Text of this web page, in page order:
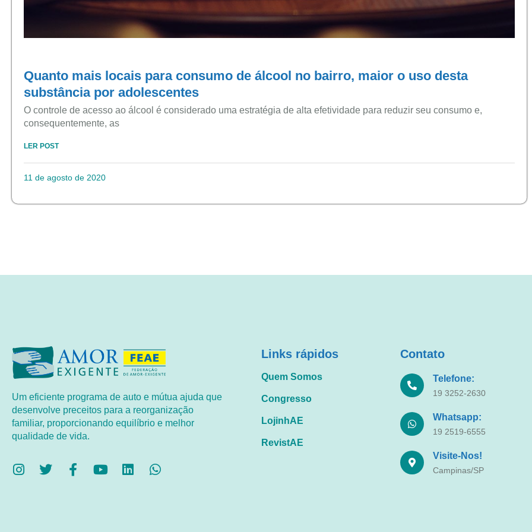
Quanto mais locais para consumo de álcool no bairro, maior o uso desta
substância por adolescentes
O controle de acesso ao álcool é considerado uma estratégia de alta efetividade para reduzir seu consumo e,
consequentemente, as
LER POST
11 de agosto de 2020
Um eficiente programa de auto e mútua ajuda que
desenvolve preceitos para a reorganização
familiar, proporcionando equilíbrio e melhor
qualidade de vida.
Links rápidos
Quem Somos
Congresso
LojinhAE
RevistAE
Contato
Telefone:
19 3252-2630
Whatsapp:
19 2519-6555
Visite-Nos!
Campinas/SP